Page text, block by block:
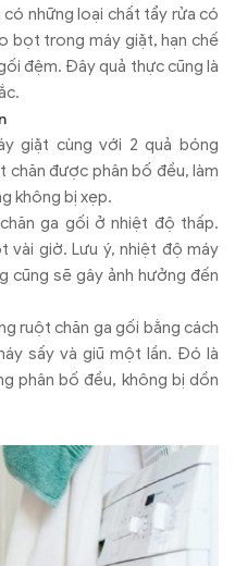
những loại chất tẩy rửa có
bọt trong máy giặt, hạn chế
đệm. Đây quả thực cũng là
giặt cùng với 2 quả bóng
chăn được phân bố đều, làm
không bị xẹp.
ga gối ở nhiệt độ thấp.
vài giờ. Lưu ý, nhiệt độ máy
cũng sẽ gây ảnh hưởng đến
ruột chăn ga gối bằng cách
sấy và giũ một lần. Đó là
phân bố đều, không bị dồn